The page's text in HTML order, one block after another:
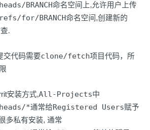
BRANCH命名空间上,允许用户上传
refs/for/BRANCH命名空间,创建新的
.
交代码需要clone/fetch项目代码，所
安装方式,All-Projects中
*通常给Registered Users赋予
多私有安装, 通常